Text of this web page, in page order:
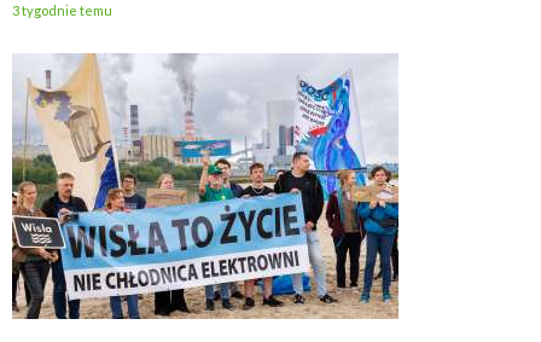
3 tygodnie temu